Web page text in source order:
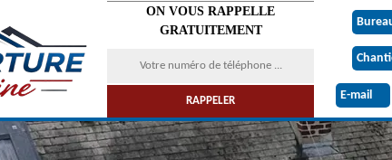
ON VOUS RAPPELLE
GRATUITEMENT
E-mail